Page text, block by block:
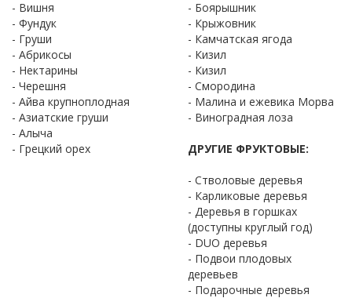
- Вишня
- Фундук
- Груши
- Абрикосы
- Нектарины
- Черешня
- Айва крупноплодная
- Азиатские груши
- Алыча
- Грецкий орех
- Боярышник
- Крыжовник
- Камчатская ягода
- Кизил
- Кизил
- Смородина
- Малина и ежевика Морва
- Виноградная лоза
ДРУГИЕ ФРУКТОВЫЕ:
- Стволовые деревья
- Карликовые деревья
- Деревья в горшках
(доступны круглый год)
- DUO деревья
- Подвои плодовых
деревьев
- Подарочные деревья